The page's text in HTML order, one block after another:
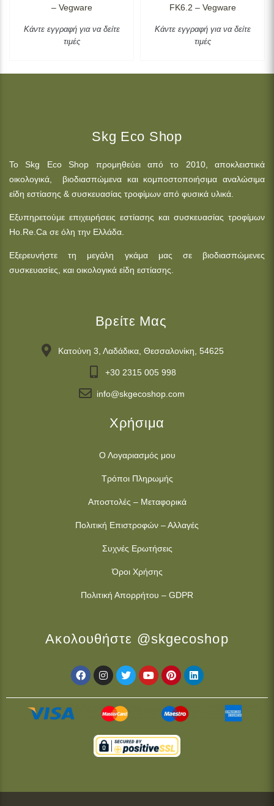
– Vegware
Κάντε εγγραφή για να δείτε
τιμές
FK6.2 – Vegware
Κάντε εγγραφή για να δείτε
τιμές
Skg Eco Shop
Το Skg Eco Shop προμηθεύει από το 2010, αποκλειστικά
οικολογικά, βιοδιασπώμενα και κομποστοποιήσιμα αναλώσιμα
είδη εστίασης & συσκευασίας τροφίμων από φυσικά υλικά.
Εξυπηρετούμε επιχειρήσεις εστίασης και συσκευασίας τροφίμων
Ho.Re.Ca σε όλη την Ελλάδα.
Εξερευνήστε τη μεγάλη γκάμα μας σε βιοδιασπώμενες
συσκευασίες, και οικολογικά είδη εστίασης.
Βρείτε Μας
Κατούνη 3, Λαδάδικα, Θεσσαλονίκη, 54625
+30 2315 005 998
info@skgecoshop.com
Χρήσιμα
Ο Λογαριασμός μου
Τρόποι Πληρωμής
Αποστολές – Μεταφορικά
Πολιτική Επιστροφών – Αλλαγές
Συχνές Ερωτήσεις
Όροι Χρήσης
Πολιτική Απορρήτου – GDPR
Ακολουθήστε @skgecoshop